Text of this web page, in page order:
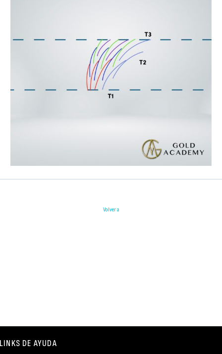
Volver a
LINKS DE AYUDA